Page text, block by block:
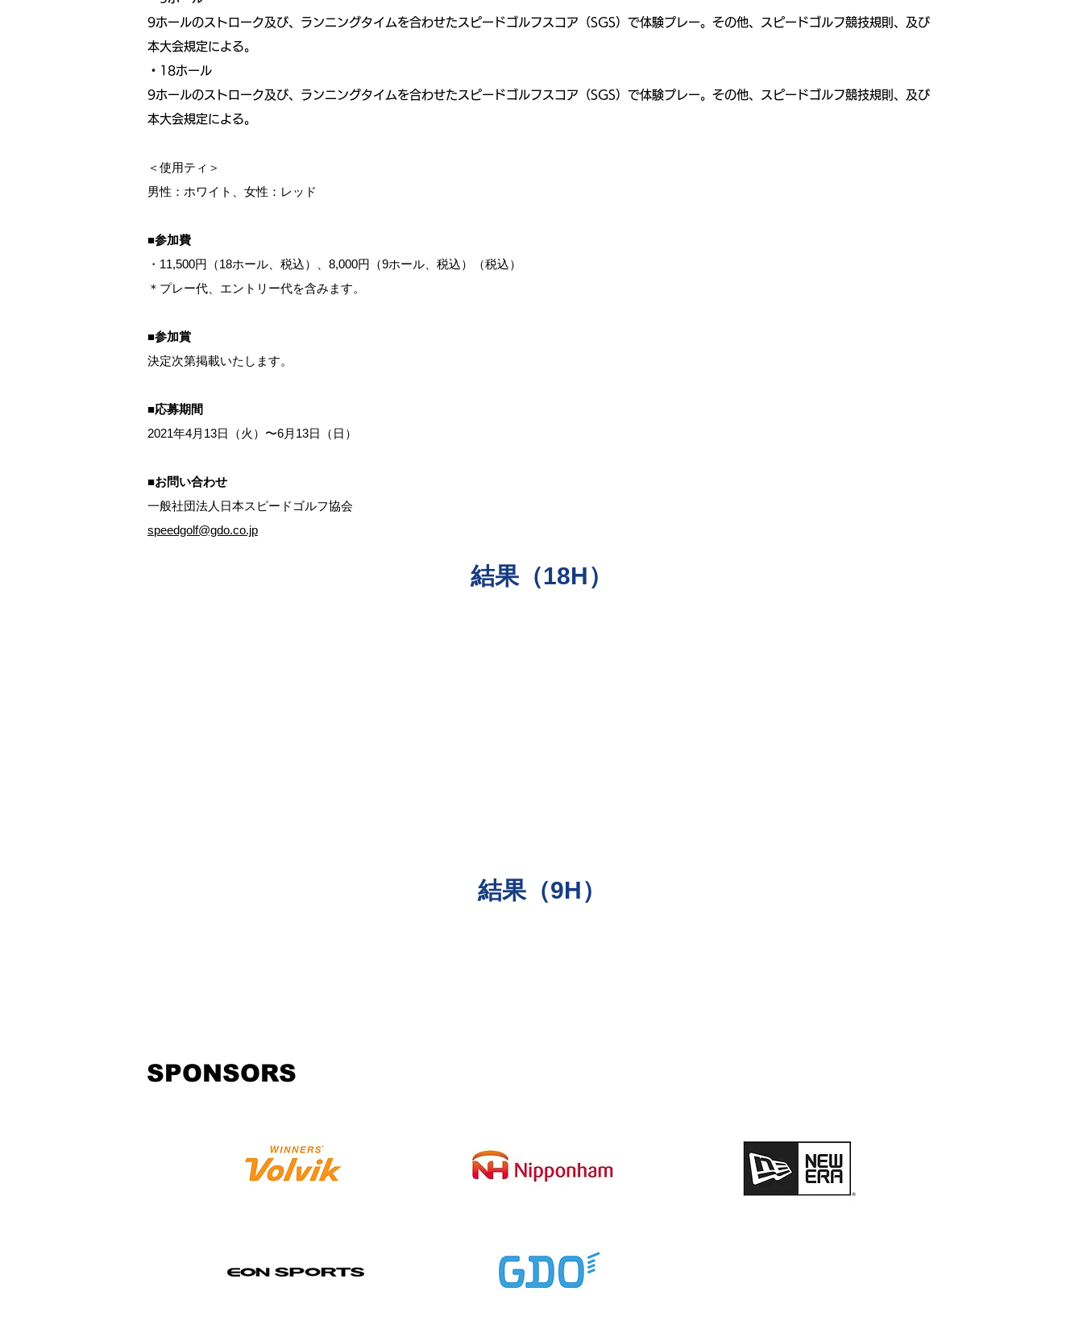
9ホールのストローク及び、ランニングタイムを合わせたスピードゴルフスコア（SGS）で体験プレー。その他、スピードゴルフ競技規則、及び
本大会規定による。
・18ホール
9ホールのストローク及び、ランニングタイムを合わせたスピードゴルフスコア（SGS）で体験プレー。その他、スピードゴルフ競技規則、及び
本大会規定による。
＜使用ティ＞
男性：ホワイト、女性：レッド
■参加費
・11,500円（18ホール、税込）、8,000円（9ホール、税込）（税込）
＊プレー代、エントリー代を含みます。
■参加賞
決定次第掲載いたします。
■応募期間
2021年4月13日（火）〜6月13日（日）
■お問い合わせ
一般社団法人日本スピードゴルフ協会
speedgolf@gdo.co.jp
​結果（18H）
​結果（9H）
SPONSORS